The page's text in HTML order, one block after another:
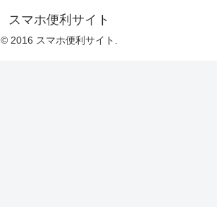
スマホ便利サイト
© 2016 スマホ便利サイト.